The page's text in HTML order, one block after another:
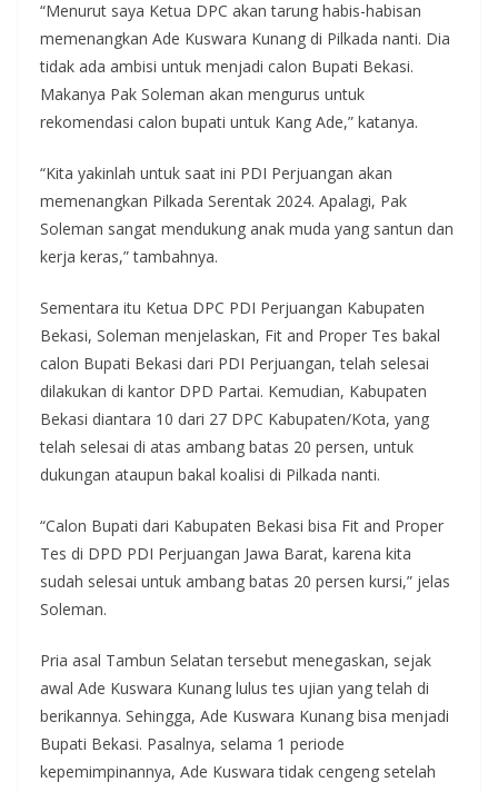
“Menurut saya Ketua DPC akan tarung habis-habisan
memenangkan Ade Kuswara Kunang di Pilkada nanti. Dia
tidak ada ambisi untuk menjadi calon Bupati Bekasi.
Makanya Pak Soleman akan mengurus untuk
rekomendasi calon bupati untuk Kang Ade,” katanya.
“Kita yakinlah untuk saat ini PDI Perjuangan akan
memenangkan Pilkada Serentak 2024. Apalagi, Pak
Soleman sangat mendukung anak muda yang santun dan
kerja keras,” tambahnya.
Sementara itu Ketua DPC PDI Perjuangan Kabupaten
Bekasi, Soleman menjelaskan, Fit and Proper Tes bakal
calon Bupati Bekasi dari PDI Perjuangan, telah selesai
dilakukan di kantor DPD Partai. Kemudian, Kabupaten
Bekasi diantara 10 dari 27 DPC Kabupaten/Kota, yang
telah selesai di atas ambang batas 20 persen, untuk
dukungan ataupun bakal koalisi di Pilkada nanti.
“Calon Bupati dari Kabupaten Bekasi bisa Fit and Proper
Tes di DPD PDI Perjuangan Jawa Barat, karena kita
sudah selesai untuk ambang batas 20 persen kursi,” jelas
Soleman.
Pria asal Tambun Selatan tersebut menegaskan, sejak
awal Ade Kuswara Kunang lulus tes ujian yang telah di
berikannya. Sehingga, Ade Kuswara Kunang bisa menjadi
Bupati Bekasi. Pasalnya, selama 1 periode
kepemimpinannya, Ade Kuswara tidak cengeng setelah